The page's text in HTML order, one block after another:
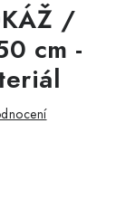
/
cm -